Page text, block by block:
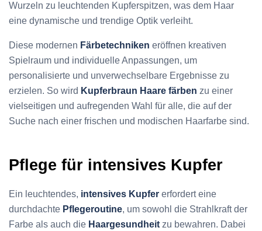
Wurzeln zu leuchtenden Kupferspitzen, was dem Haar
eine dynamische und trendige Optik verleiht.
Diese modernen Färbetechniken eröffnen kreativen
Spielraum und individuelle Anpassungen, um
personalisierte und unverwechselbare Ergebnisse zu
erzielen. So wird Kupferbraun Haare färben zu einer
vielseitigen und aufregenden Wahl für alle, die auf der
Suche nach einer frischen und modischen Haarfarbe sind.
Pflege für intensives Kupfer
Ein leuchtendes, intensives Kupfer erfordert eine
durchdachte Pflegeroutine, um sowohl die Strahlkraft der
Farbe als auch die Haargesundheit zu bewahren. Dabei